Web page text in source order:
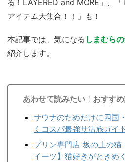
る！LAYERED and MORE」、
アイテム大集合！！」も！
本記事では、気になる しまむら
紹介します。
あわせて読みたい！おすす
サウナのためだけに四国
くコスパ最強サ活旅ガイ
プリン専門店 坂の上の
イーツ】猫好きがときめ